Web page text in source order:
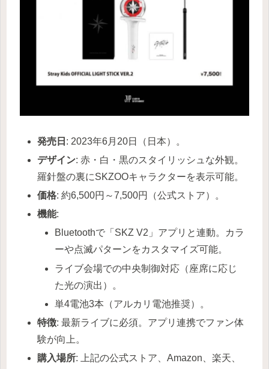
発売日 : 2023年6月20日（日本）。
デザイン: 赤・白・黒のスタイリッシュな外観。
羅針盤の裏にSKZOOキャラクターを表示可能。
価格: 約6,500円～7,500円（公式ストア）。
機能:
Bluetoothで「SKZ V2」アプリと連動。カラ
ーや点滅パターンをカスタマイズ可能。
ライブ会場での中央制御対応（座席に応じ
た光の演出）。
単4電池3本（アルカリ電池推奨）。
特徴: 最新ライブに必須。アプリ連携でファン体
験が向上。
購入場所: 上記の公式ストア、Amazon、楽天、